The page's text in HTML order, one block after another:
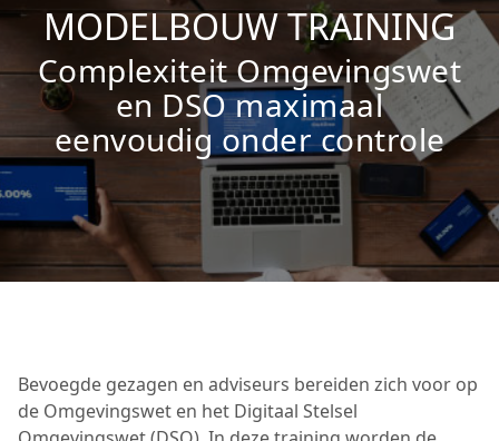
MODELBOUW TRAINING
Complexiteit Omgevingswet
en DSO maximaal
eenvoudig onder controle
Bevoegde gezagen en adviseurs bereiden zich voor op
de Omgevingswet en het Digitaal Stelsel